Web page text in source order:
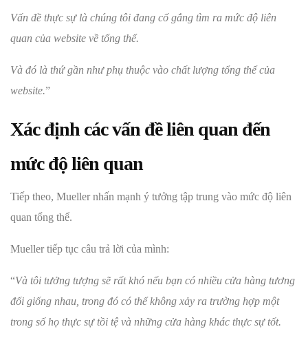
Vấn đề thực sự là chúng tôi đang cố gắng tìm ra mức độ liên
quan của website về tổng thể.
Và đó là thứ gần như phụ thuộc vào chất lượng tổng thể của
website.”
Xác định các vấn đề liên quan đến
mức độ liên quan
Tiếp theo, Mueller nhấn mạnh ý tưởng tập trung vào mức độ liên
quan tổng thể.
Mueller tiếp tục câu trả lời của mình:
“Và tôi tưởng tượng sẽ rất khó nếu bạn có nhiều cửa hàng tương
đối giống nhau, trong đó có thể không xảy ra trường hợp một
trong số họ thực sự tồi tệ và những cửa hàng khác thực sự tốt.